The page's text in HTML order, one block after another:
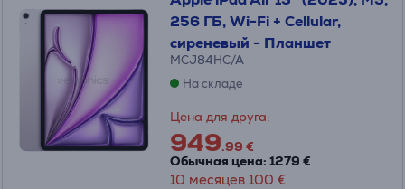
256 ГБ, Wi-Fi + Cellular,
сиреневый - Планшет
MCJ84HC/A
На складе
Цена для друга:
949.99 €
Обычная цена: 1279 €
10 месяцев 100 €